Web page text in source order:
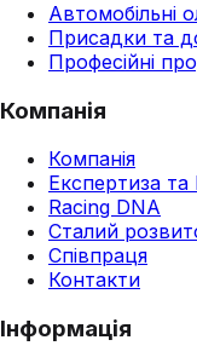
Автомобільні
Присадки та
Професійні
Компанія
Компанія
Експертиза та
Racing DNA
Сталий
Співпраця
Контакти
Інформація